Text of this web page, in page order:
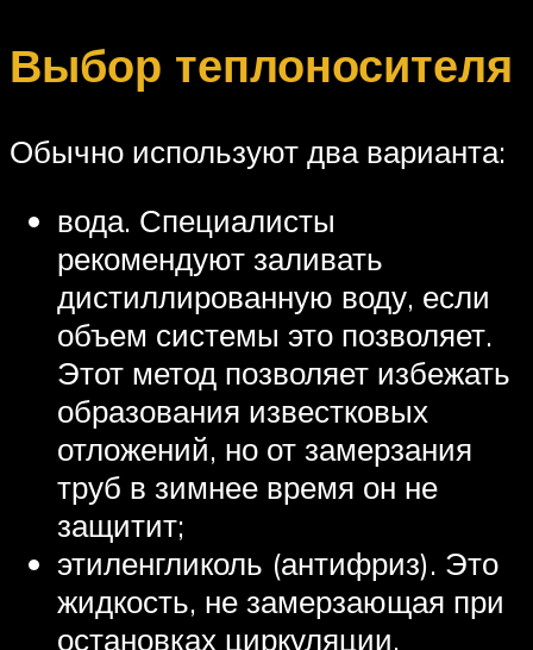
Выбор теплоносителя
Обычно используют два варианта:
вода. Специалисты
рекомендуют заливать
дистиллированную воду, если
объем системы это позволяет.
Этот метод позволяет избежать
образования известковых
отложений, но от замерзания
труб в зимнее время он не
защитит;
этиленгликоль (антифриз). Это
жидкость, не замерзающая при
остановках циркуляции.